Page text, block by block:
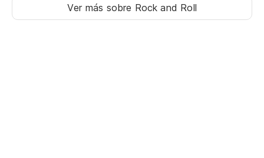
Ver más sobre Rock and Roll